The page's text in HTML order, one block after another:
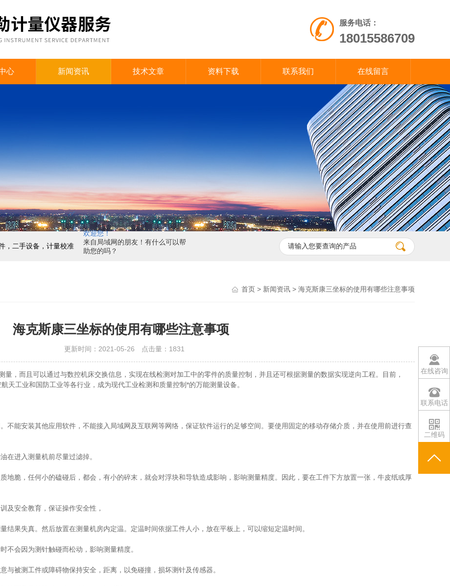
欢迎您！
来自局域网的朋友！有什么可以帮
助您的吗？
服务电话：
18015586709
心 新闻资讯 技术文章 资料下载 联系我们 在线留言
，二手设备，计量校准
首页 > 新闻资讯 > 海克斯康三坐标的使用有哪些注意事项
海克斯康三坐标的使用有哪些注意事项
更新时间：2021-05-26 点击量： 1831
量，而且可以通过与数控机床交换信息，实现在线检测对加工中的零件的质量控制，并且还可根据测量的数据实现逆向工程。目前，
天工业和国防工业等各行业，成为现代工业检测和质量控制*的万能测量设备。
能安装其他应用软件，不能接入局域网及互联网等网络，保证软件运行的足够空间。要使用固定的移动存储介质，并在使用前进行查
进入测量机前尽量过滤掉。
脆，任何小的磕碰后，都会，有小的碎末，就会对浮块和导轨造成影响，影响测量精度。因此，要在工件下方放置一张，牛皮纸或厚
安全教育，保证操作安全性，
果失真。然后放置在测量机房内定温。定温时间依据工件人小，放在平板上，可以缩短定温时间。
会因为测针触碰而松动，影响测量精度。
被测工件或障碍物保持安全，距离，以免碰撞，损坏测针及传感器。
在线咨询
联系电话
二维码